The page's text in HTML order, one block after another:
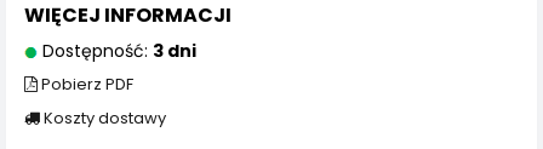
WIĘCEJ INFORMACJI
Dostępność: 3 dni
Pobierz PDF
Koszty dostawy